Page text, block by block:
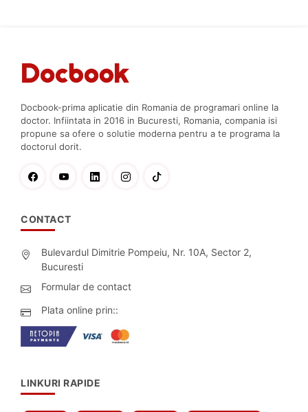
Docbook-prima aplicatie din Romania de programari online la
doctor. Infiintata in 2016 in Bucuresti, Romania, compania isi
propune sa ofere o solutie moderna pentru a te programa la
doctorul dorit.
CONTACT
Bulevardul Dimitrie Pompeiu, Nr. 10A, Sector 2,
Bucuresti
Formular de contact
Plata online prin::
LINKURI RAPIDE